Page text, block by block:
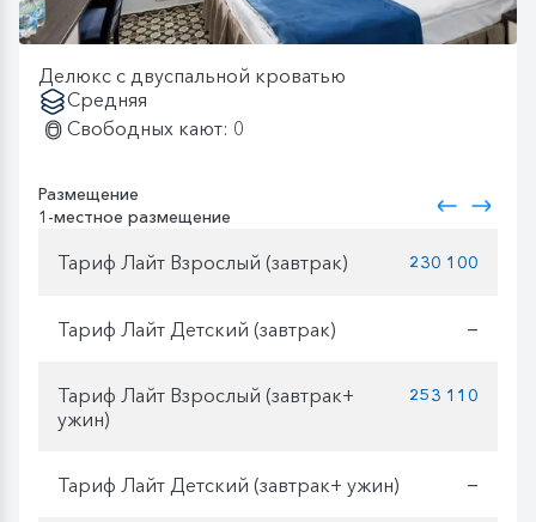
Делюкс с двуспальной кроватью
Средняя
Свободных кают: 0
Размещение
1-местное размещение
Тариф Лайт Взрослый (завтрак) 230 100
Тариф Лайт Детский (завтрак) —
Тариф Лайт Взрослый (завтрак+
ужин)
253 110
Тариф Лайт Детский (завтрак+ ужин) —